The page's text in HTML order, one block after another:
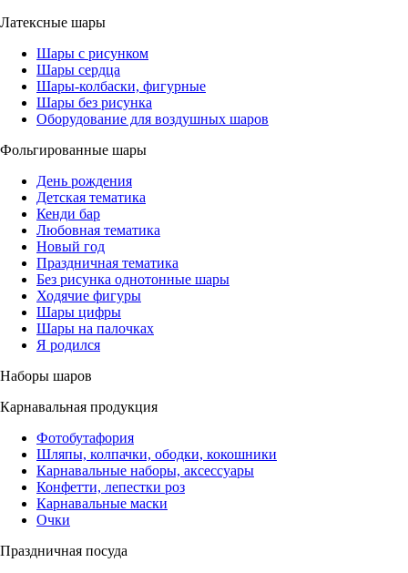
Латексные шары
Шары с рисунком
Шары сердца
Шары-колбаски, фигурные
Шары без рисунка
Оборудование для воздушных шаров
Фольгированные шары
День рождения
Детская тематика
Кенди бар
Любовная тематика
Новый год
Праздничная тематика
Без рисунка однотонные шары
Ходячие фигуры
Шары цифры
Шары на палочках
Я родился
Наборы шаров
Карнавальная продукция
Фотобутафория
Шляпы, колпачки, ободки, кокошники
Карнавальные наборы, аксессуары
Конфетти, лепестки роз
Карнавальные маски
Очки
Праздничная посуда